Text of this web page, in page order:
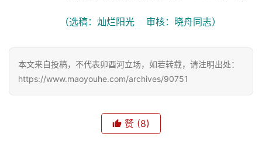
（选稿：灿烂阳光    审核：晓舟同志）
本文来自投稿，不代表卯酉河立场，如若转载，请注明出处：
https://www.maoyouhe.com/archives/90751
赞 (8)